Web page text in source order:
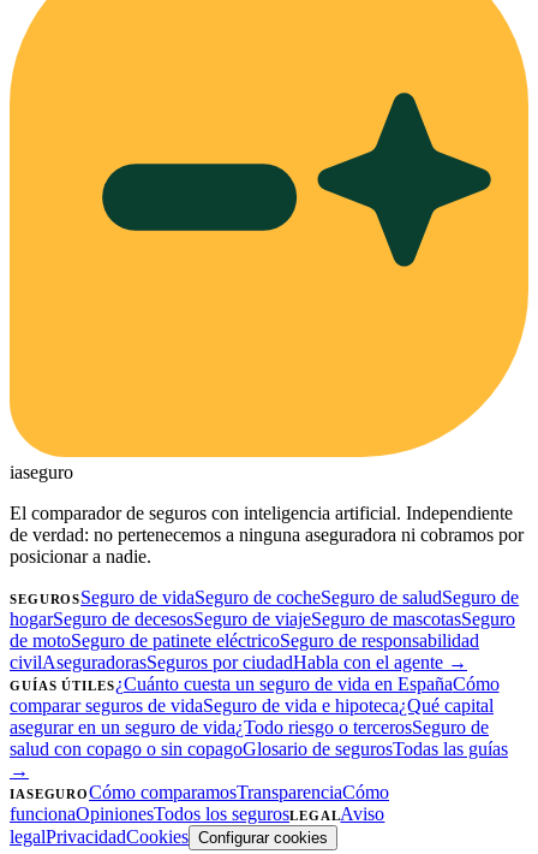
iaseguro
El comparador de seguros con inteligencia artificial. Independiente
de verdad: no pertenecemos a ninguna aseguradora ni cobramos por
posicionar a nadie.
SEGUROSSeguro de vidaSeguro de cocheSeguro de saludSeguro de
hogarSeguro de decesosSeguro de viajeSeguro de mascotasSeguro
de motoSeguro de patinete eléctricoSeguro de responsabilidad
civilAseguradorasSeguros por ciudadHabla con el agente →
GUÍAS ÚTILES¿Cuánto cuesta un seguro de vida en EspañaCómo
comparar seguros de vidaSeguro de vida e hipoteca¿Qué capital
asegurar en un seguro de vida¿Todo riesgo o tercerosSeguro de
salud con copago o sin copagoGlosario de segurosTodas las guías
→
IASEGUROCómo comparamosTransparenciaCómo
funcionaOpinionesTodos los segurosLEGALAviso
legalPrivacidadCookies Configurar cookies